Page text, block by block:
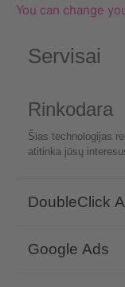
You can change
Servisai
Rinkodara
Šias technologijas
atitinka jūsų
DoubleClick
Google Ads